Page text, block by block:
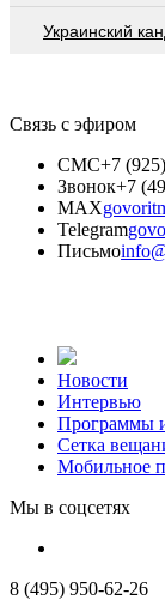
Украинский
Связь с эфиром
СМС+7
Звонок+7
MAX
Telegram
Письмо
Новости
Интервью
Программы
Сетка
Мобильное
Мы в соцсетях
8 (495) 950-62-26